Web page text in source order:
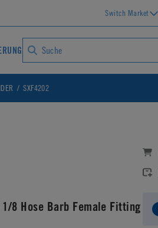
Switch Market
SXF4202
8 Hose Barb Female Fitting